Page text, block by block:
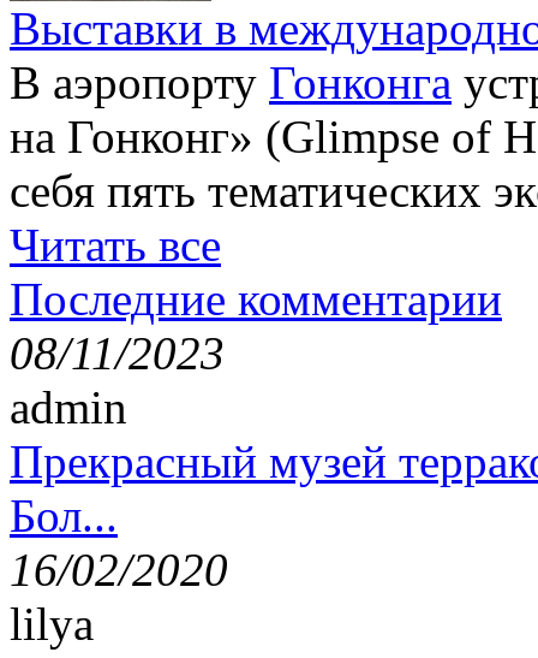
Выставки в
В аэропорту Гонконга
на Гонконг» (Glimpse of
себя пять тематических
Читать все
Последние комментарии
08/11/2023
admin
Прекрасный музей
Бол...
16/02/2020
lilya